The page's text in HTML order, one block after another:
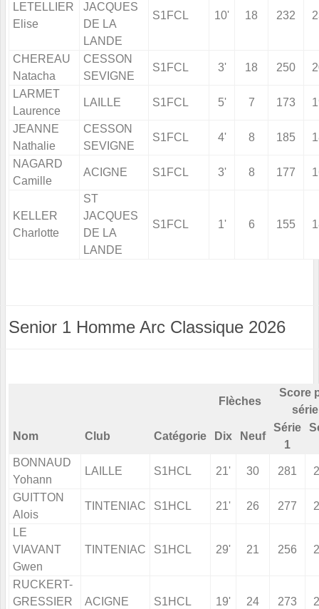
LETELLIER
Elise
JACQUES
DE LA
LANDE
S1FCL 10' 18 232
CHEREAU
Natacha
CESSON
SEVIGNE
S1FCL 3' 18 250
LARMET
Laurence
LAILLE S1FCL 5' 7 173
JEANNE
Nathalie
CESSON
SEVIGNE
S1FCL 4' 8 185
NAGARD
Camille
ACIGNE S1FCL 3' 8 177
KELLER
Charlotte
ST
JACQUES
DE LA
LANDE
S1FCL 1' 6 155
Senior 1 Homme Arc Classique 2026
Flèches
Score
série
Nom Club Catégorie Dix Neuf
Série
1
BONNAUD
Yohann
LAILLE S1HCL 21' 30 281
GUITTON
Alois
TINTENIAC S1HCL 21' 26 277
LE
VIAVANT
Gwen
TINTENIAC S1HCL 29' 21 256
RUCKERT-
GRESSIER
ACIGNE S1HCL 19' 24 273